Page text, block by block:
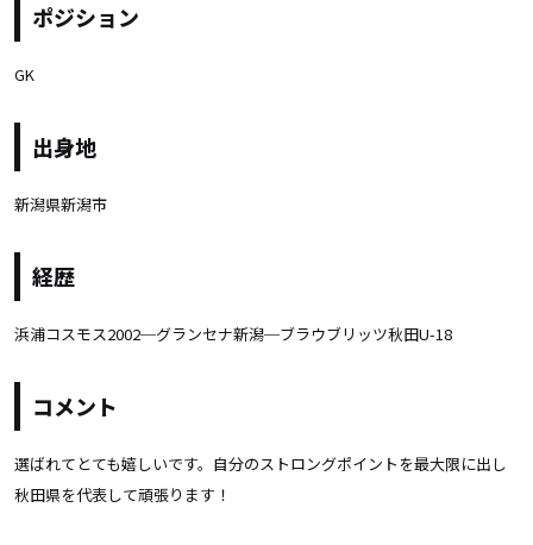
ポジション
GK
出身地
新潟県新潟市
経歴
浜浦コスモス2002─グランセナ新潟─ブラウブリッツ秋田U-18
コメント
選ばれてとても嬉しいです。自分のストロングポイントを最大限に出し
秋田県を代表して頑張ります！